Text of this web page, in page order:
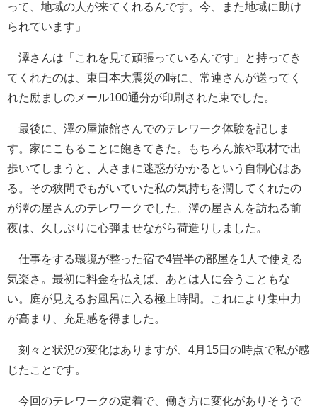
って、地域の人が来てくれるんです。今、また地域に助け
られています」
澤さんは「これを見て頑張っているんです」と持ってき
てくれたのは、東日本大震災の時に、常連さんが送ってく
れた励ましのメール100通分が印刷された束でした。
最後に、澤の屋旅館さんでのテレワーク体験を記しま
す。家にこもることに飽きてきた。もちろん旅や取材で出
歩いてしまうと、人さまに迷惑がかかるという自制心はあ
る。その狭間でもがいていた私の気持ちを潤してくれたの
が澤の屋さんのテレワークでした。澤の屋さんを訪ねる前
夜は、久しぶりに心弾ませながら荷造りしました。
仕事をする環境が整った宿で4畳半の部屋を1人で使える
気楽さ。最初に料金を払えば、あとは人に会うこともな
い。庭が見えるお風呂に入る極上時間。これにより集中力
が高まり、充足感を得ました。
刻々と状況の変化はありますが、4月15日の時点で私が感
じたことです。
今回のテレワークの定着で、働き方に変化がありそうで